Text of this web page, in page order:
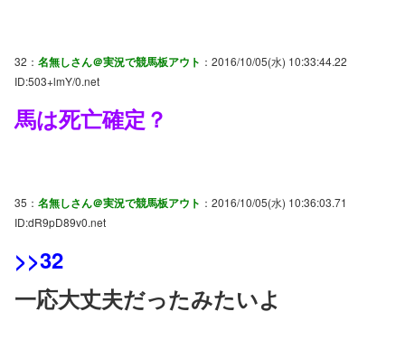
32： 名無しさん＠実況で競馬板アウト ：2016/10/05(水) 10:33:44.22
ID:503+lmY/0.net
馬は死亡確定？
35： 名無しさん＠実況で競馬板アウト ：2016/10/05(水) 10:36:03.71
ID:dR9pD89v0.net
>>32
一応大丈夫だったみたいよ